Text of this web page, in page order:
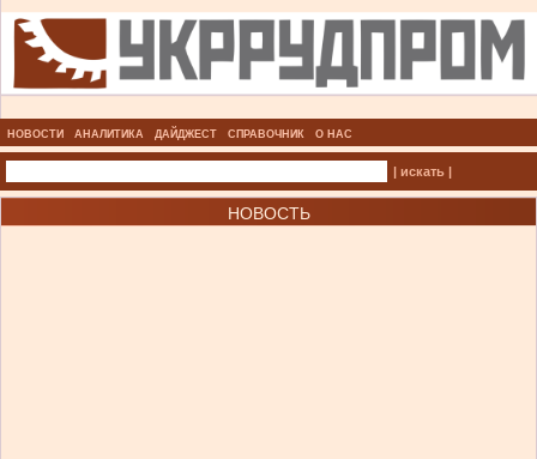
НОВОСТИ АНАЛИТИКА ДАЙДЖЕСТ СПРАВОЧНИК О НАС
| искать |
НОВОСТЬ